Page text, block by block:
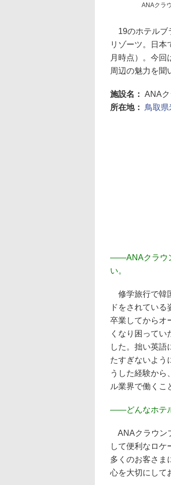
ANAクラ
19のホテルブ
リゾーツ。日本
月時点）。今回
周辺の魅力を聞
施設名： ANA
所在地： 鳥取
――ANAクラウ
い。
修学旅行で韓
ドをされてい
卒業してからオ
くなり困ってい
した。拙い英語
たすぎないよう
うした経験から
ル業界で働くこ
――どんなホテ
ANAクラウン
して便利なロケ
多くのお客さま
心を大切にして